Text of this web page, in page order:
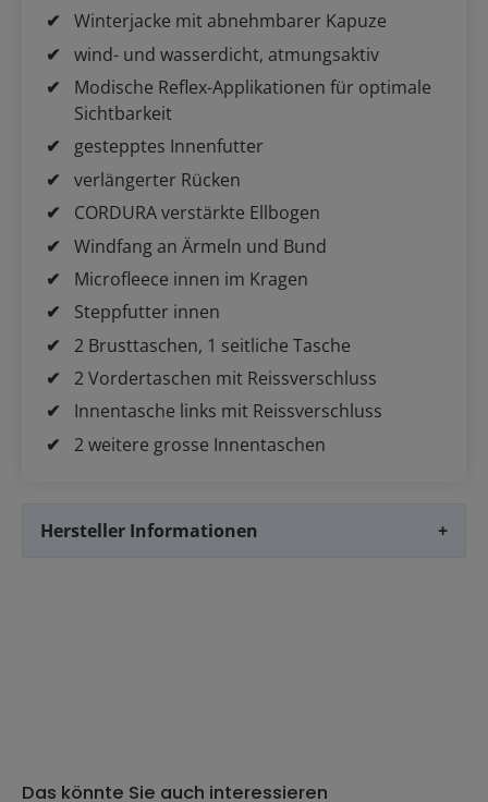
Winterjacke mit abnehmbarer Kapuze
wind- und wasserdicht, atmungsaktiv
Modische Reflex-Applikationen für optimale
Sichtbarkeit
gestepptes Innenfutter
verlängerter Rücken
CORDURA verstärkte Ellbogen
Windfang an Ärmeln und Bund
Microfleece innen im Kragen
Steppfutter innen
2 Brusttaschen, 1 seitliche Tasche
2 Vordertaschen mit Reissverschluss
Innentasche links mit Reissverschluss
2 weitere grosse Innentaschen
Hersteller Informationen +
Das könnte Sie auch interessieren